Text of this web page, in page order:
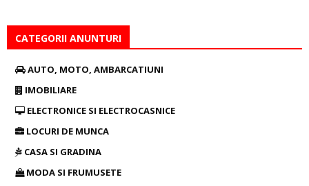
CATEGORII ANUNTURI
AUTO, MOTO, AMBARCATIUNI
IMOBILIARE
ELECTRONICE SI ELECTROCASNICE
LOCURI DE MUNCA
CASA SI GRADINA
MODA SI FRUMUSETE